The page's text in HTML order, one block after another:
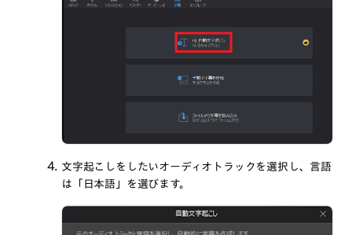
文字起こしをしたいオーディオトラックを選択し、言語
は「日本語」を選びます。